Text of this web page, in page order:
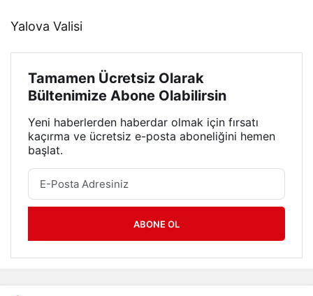
Yalova Valisi
Tamamen Ücretsiz Olarak
Bültenimize Abone Olabilirsin
Yeni haberlerden haberdar olmak için fırsatı
kaçırma ve ücretsiz e-posta aboneliğini hemen
başlat.
ABONE OL